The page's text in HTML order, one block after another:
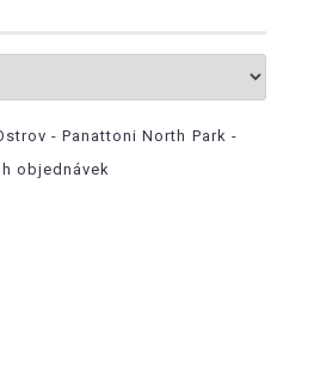
- Panattoni North Park -
objednávek